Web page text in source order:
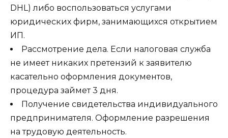
DHL) либо воспользоваться услугами
юридических фирм, занимающихся открытием
ИП.
Рассмотрение дела. Если налоговая служба
не имеет никаких претензий к заявителю
касательно оформления документов,
процедура займет 3 дня.
Получение свидетельства индивидуального
предпринимателя. Оформление разрешения
на трудовую деятельность.